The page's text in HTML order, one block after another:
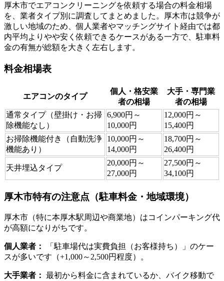
厚木市でエアコンクリーニングを依頼する場合の料金相場
を、業者タイプ別に調査してまとめました。厚木市は競争が
激しい地域のため、個人業者やマッチングサイト経由では都
内平均よりやや安く依頼できるケースがある一方で、駐車料
金の有無が総額を大きく左右します。
料金相場表
エアコンのタイプ
個人・格安業
者の相場
大手・専門業
者の相場
通常タイプ（壁掛け・お掃
除機能なし）
6,900円～
10,000円
12,000円～
15,400円
お掃除機能付き（自動洗浄
機能あり）
10,000円～
14,000円
18,700円～
26,400円
天井埋込タイプ
20,000円～
27,000円
27,500円～
34,100円
厚木市特有の注意点（駐車料金・地域環境）
厚木市（特に本厚木駅周辺や商業地）はコインパーキング代
が高額になりがちです。
個人業者：
「駐車場代は実費負担（お客様持ち）」のケー
スが多いです（+1,000～2,500円程度）。
大手業者： 最初から料金に含まれているか、バイク移動で